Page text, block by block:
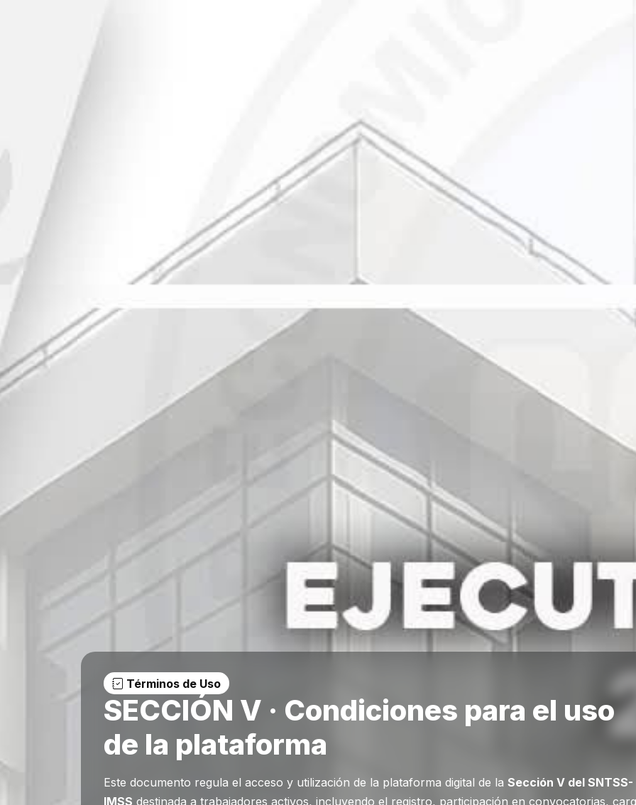
Términos de Uso
SECCIÓN V · Condiciones para el uso
de la plataforma
Este documento regula el acceso y utilización de la plataforma digital de la Sección V del SNTSS-
IMSS destinada a trabajadores activos, incluyendo el registro, participación en convocatorias,